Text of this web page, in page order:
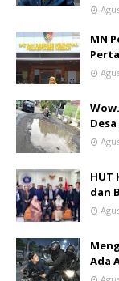
MN
HUT
dan
Ada